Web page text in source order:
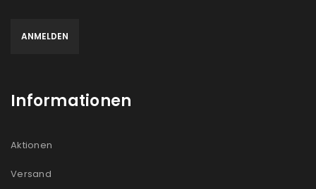
Informationen
Aktionen
Versand